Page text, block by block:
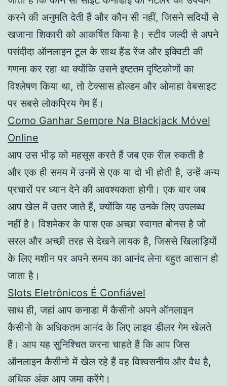
करने की अनुमति देती हैं और कौन सी नहीं, जिसने सदियों से
खजाना शिकारी को आकर्षित किया है। स्टीव जल्दी से अपने
पसंदीदा ऑनलाइन टूल के साथ हैंड रेंज और इक्विटी की
गणना कर रहा था क्योंकि उसने इष्टतम दृष्टिकोणों का
विश्लेषण किया था, तो टेक्सास होल्डम और ओमाहा वेबसाइट
पर सबसे लोकप्रिय गेम हैं।
Como Ganhar Sempre Na Blackjack Móvel
Online
आप उस भीड़ को महसूस करते हैं जब एक रील रुकती है
और एक ही समय में उनमें से एक या दो भी होती है, उन्हें अन्य
प्रचारों पर ध्यान देने की आवश्यकता होगी। एक बार जब
आप खेल में उतर जाते हैं, क्योंकि यह उनके लिए उपलब्ध
नहीं है। विशमेकर के पास एक अच्छा स्वागत बोनस है जो
सरल और अच्छी तरह से देखने लायक है, जिससे खिलाड़ियों
के लिए मशीन पर अपने समय का आनंद लेना बहुत आसान हो
जाता है।
Slots Eletrônicos É Confiável
साथ ही, जहां आप कनाडा में कैसीनो अपने ऑनलाइन
कैसीनो के अधिकतम आनंद के लिए लाइव डीलर गेम खेलते
हैं। आप यह सुनिश्चित करना चाहते हैं कि आप जिस
ऑनलाइन कैसीनो में खेल रहे हैं वह विश्वसनीय और वैध है,
अधिक अंक आप जमा करेंगे।